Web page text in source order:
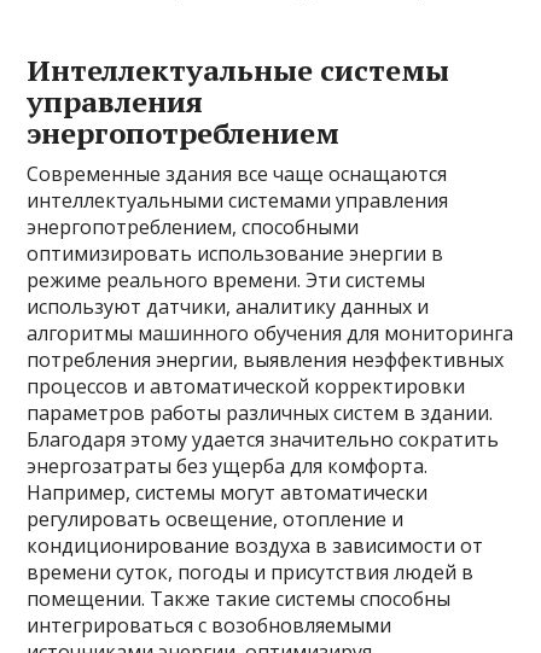
Интеллектуальные системы
управления
энергопотреблением
Современные здания все чаще оснащаются
интеллектуальными системами управления
энергопотреблением, способными
оптимизировать использование энергии в
режиме реального времени. Эти системы
используют датчики, аналитику данных и
алгоритмы машинного обучения для мониторинга
потребления энергии, выявления неэффективных
процессов и автоматической корректировки
параметров работы различных систем в здании.
Благодаря этому удается значительно сократить
энергозатраты без ущерба для комфорта.
Например, системы могут автоматически
регулировать освещение, отопление и
кондиционирование воздуха в зависимости от
времени суток, погоды и присутствия людей в
помещении. Также такие системы способны
интегрироваться с возобновляемыми